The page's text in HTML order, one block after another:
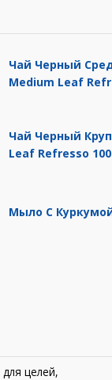
Чай Черный
Medium Leaf
Чай Черный
Leaf Refresso
Мыло С
целей,